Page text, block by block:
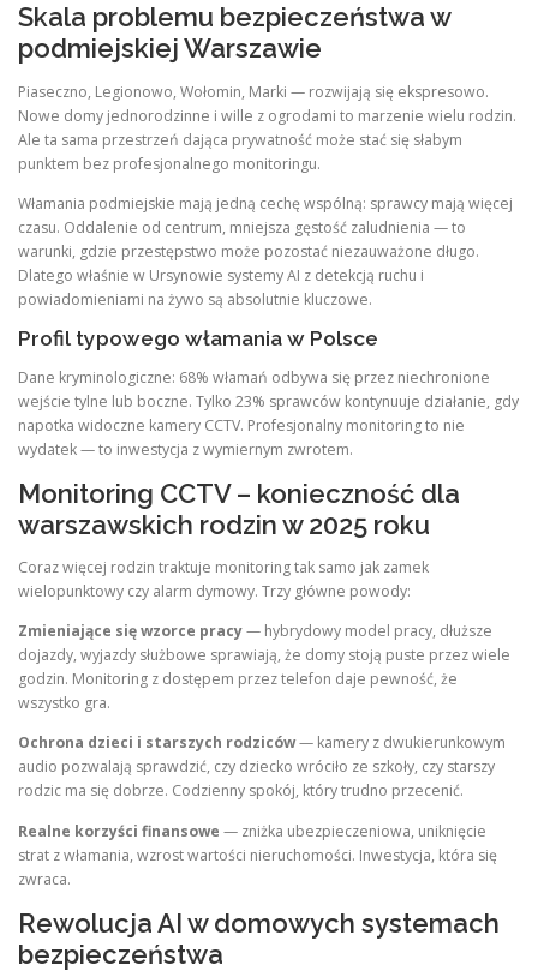
Skala problemu bezpieczeństwa w
podmiejskiej Warszawie
Piaseczno, Legionowo, Wołomin, Marki — rozwijają się ekspresowo.
Nowe domy jednorodzinne i wille z ogrodami to marzenie wielu rodzin.
Ale ta sama przestrzeń dająca prywatność może stać się słabym
punktem bez profesjonalnego monitoringu.
Włamania podmiejskie mają jedną cechę wspólną: sprawcy mają więcej
czasu. Oddalenie od centrum, mniejsza gęstość zaludnienia — to
warunki, gdzie przestępstwo może pozostać niezauważone długo.
Dlatego właśnie w Ursynowie systemy AI z detekcją ruchu i
powiadomieniami na żywo są absolutnie kluczowe.
Profil typowego włamania w Polsce
Dane kryminologiczne: 68% włamań odbywa się przez niechronione
wejście tylne lub boczne. Tylko 23% sprawców kontynuuje działanie, gdy
napotka widoczne kamery CCTV. Profesjonalny monitoring to nie
wydatek — to inwestycja z wymiernym zwrotem.
Monitoring CCTV – konieczność dla
warszawskich rodzin w 2025 roku
Coraz więcej rodzin traktuje monitoring tak samo jak zamek
wielopunktowy czy alarm dymowy. Trzy główne powody:
Zmieniające się wzorce pracy— hybrydowy model pracy, dłuższe
dojazdy, wyjazdy służbowe sprawiają, że domy stoją puste przez wiele
godzin. Monitoring z dostępem przez telefon daje pewność, że
wszystko gra.
Ochrona dzieci i starszych rodziców— kamery z dwukierunkowym
audio pozwalają sprawdzić, czy dziecko wróciło ze szkoły, czy starszy
rodzic ma się dobrze. Codzienny spokój, który trudno przecenić.
Realne korzyści finansowe — zniżka ubezpieczeniowa, uniknięcie
strat z włamania, wzrost wartości nieruchomości. Inwestycja, która się
zwraca.
Rewolucja AI w domowych systemach
bezpieczeństwa